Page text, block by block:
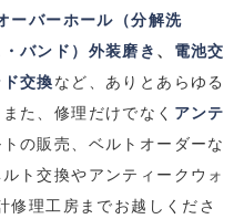
ーバーホール（分解洗
バンド）外装磨き 、 電池交
交換など、ありとあらゆる
また、修理だけでなく アンテ
トの販売、ベルトオーダーな
ト交換やアンティークウォ
修理工房までお越しくださ